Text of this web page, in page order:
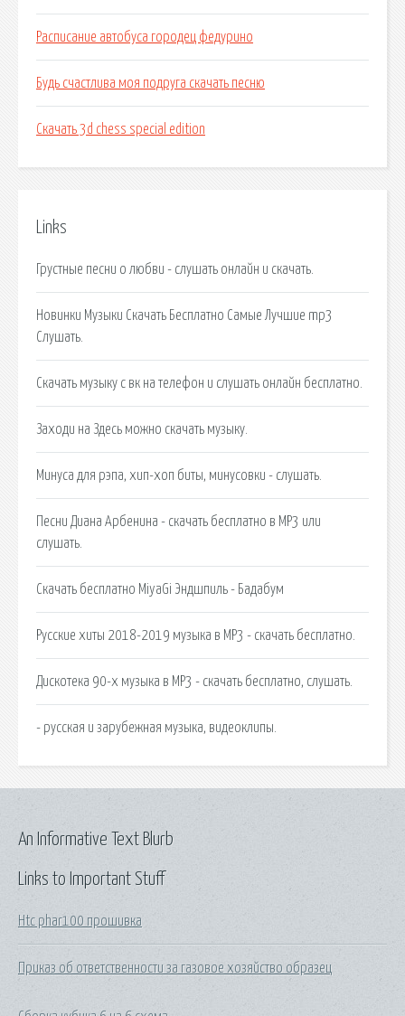
Расписание автобуса городец федурино
Будь счастлива моя подруга скачать песню
Скачать 3d chess special edition
Links
Грустные песни о любви - слушать онлайн и скачать.
Новинки Музыки Скачать Бесплатно Самые Лучшие mp3
Слушать.
Скачать музыку с вк на телефон и слушать онлайн бесплатно.
Заходи на Здесь можно cкачать музыку.
Минуса для рэпа, хип-хоп биты, минусовки - слушать.
Песни Диана Арбенина - скачать бесплатно в MP3 или
слушать.
Скачать бесплатно MiyaGi Эндшпиль - Бадабум
Русские хиты 2018-2019 музыка в MP3 - скачать бесплатно.
Дискотека 90-х музыка в MP3 - скачать бесплатно, слушать.
- русская и зарубежная музыка, видеоклипы.
Links to Important Stuff
Htc phar100 прошивка
Приказ об ответственности за газовое хозяйство образец
An Informative Text Blurb